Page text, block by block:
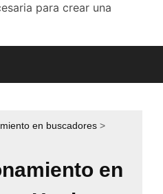
para crear una
en buscadores
en